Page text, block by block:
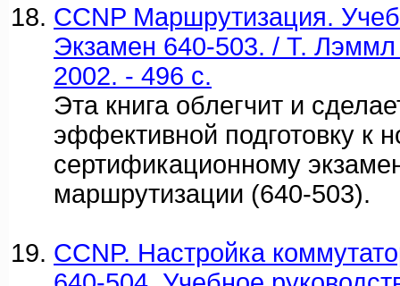
CCNP Маршрутизация.
Экзамен 640-503. / Т.
2002. - 496 c.
Эта книга облегчит и
эффективной подготовку к
сертификационному
маршрутизации (640-503).
CCNP. Настройка